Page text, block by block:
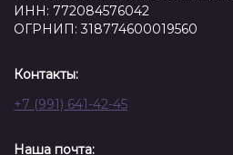
ИНН: 772084576042
ОГРНИП: 318774600019560
Контакты:
+7 (991) 641-42-45
Наша почта: